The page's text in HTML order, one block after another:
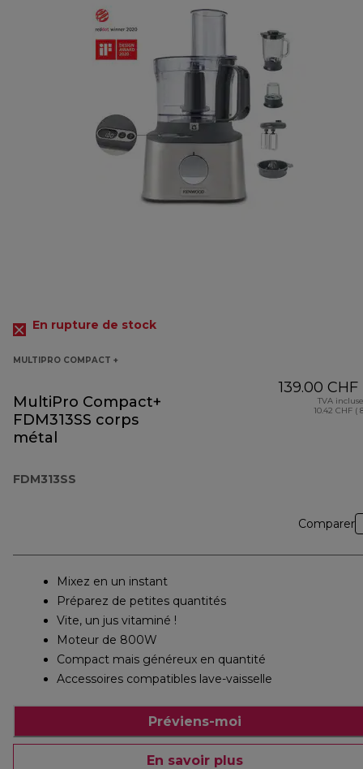
En rupture de stock
MULTIPRO COMPACT +
MultiPro Compact+
FDM313SS corps
métal
FDM313SS
139.00 CHF
TVA
10.42 CHF (
Comparer
Mixez en un instant
Préparez de petites quantités
Vite, un jus vitaminé !
Moteur de 800W
Compact mais généreux en quantité
Accessoires compatibles lave-vaisselle
Préviens-moi
En savoir plus